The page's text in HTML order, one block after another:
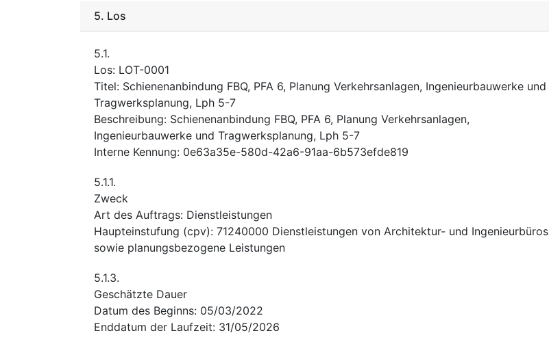
5. Los
5.1.
Los: LOT-0001
Titel: Schienenanbindung FBQ, PFA 6, Planung Verkehrsanlagen, Ingenieurbauwerke und
Tragwerksplanung, Lph 5-7
Beschreibung: Schienenanbindung FBQ, PFA 6, Planung Verkehrsanlagen,
Ingenieurbauwerke und Tragwerksplanung, Lph 5-7
Interne Kennung: 0e63a35e-580d-42a6-91aa-6b573efde819
5.1.1.
Zweck
Art des Auftrags: Dienstleistungen
Haupteinstufung (cpv): 71240000 Dienstleistungen von Architektur- und Ingenieurbüros
sowie planungsbezogene Leistungen
5.1.3.
Geschätzte Dauer
Datum des Beginns: 05/03/2022
Enddatum der Laufzeit: 31/05/2026